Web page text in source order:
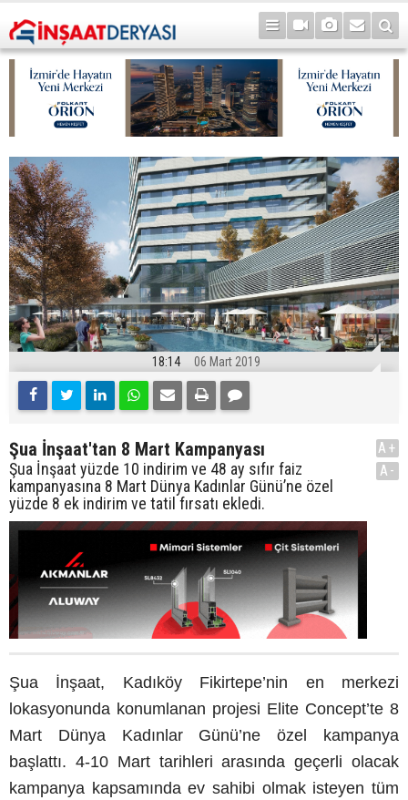
18:14 06 Mart 2019
Şua İnşaat'tan 8 Mart Kampanyası
Şua İnşaat yüzde 10 indirim ve 48 ay sıfır faiz
kampanyasına 8 Mart Dünya Kadınlar Günü’ne özel
yüzde 8 ek indirim ve tatil fırsatı ekledi.
A+
A-
Şua İnşaat, Kadıköy Fikirtepe’nin en merkezi
lokasyonunda konumlanan projesi Elite Concept’te 8
Mart Dünya Kadınlar Günü’ne özel kampanya
başlattı. 4-10 Mart tarihleri arasında geçerli olacak
kampanya kapsamında ev sahibi olmak isteyen tüm